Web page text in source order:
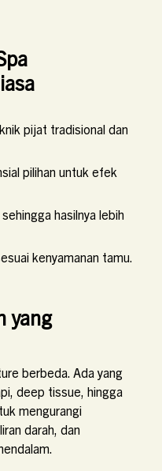
pijat tradisional dan
pilihan untuk efek
hasilnya lebih
kenyamanan tamu.
yang
berbeda. Ada yang
deep tissue, hingga
mengurangi
darah, dan